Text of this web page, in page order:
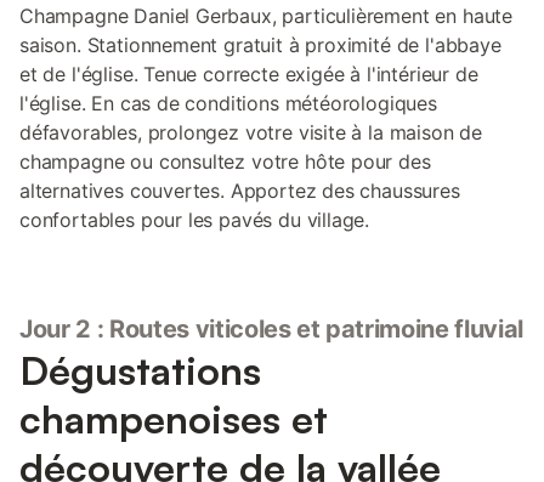
Champagne Daniel Gerbaux, particulièrement en haute
saison. Stationnement gratuit à proximité de l'abbaye
et de l'église. Tenue correcte exigée à l'intérieur de
l'église. En cas de conditions météorologiques
défavorables, prolongez votre visite à la maison de
champagne ou consultez votre hôte pour des
alternatives couvertes. Apportez des chaussures
confortables pour les pavés du village.
Jour 2 : Routes viticoles et patrimoine fluvial
Dégustations
champenoises et
découverte de la vallée